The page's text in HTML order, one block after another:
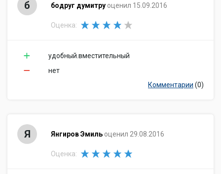
б бодруг думитру оценил 15.09.2016
Оценка:
удобный.вместительный
нет
Комментарии (0)
Я Янгиров Эмиль оценил 29.08.2016
Оценка: